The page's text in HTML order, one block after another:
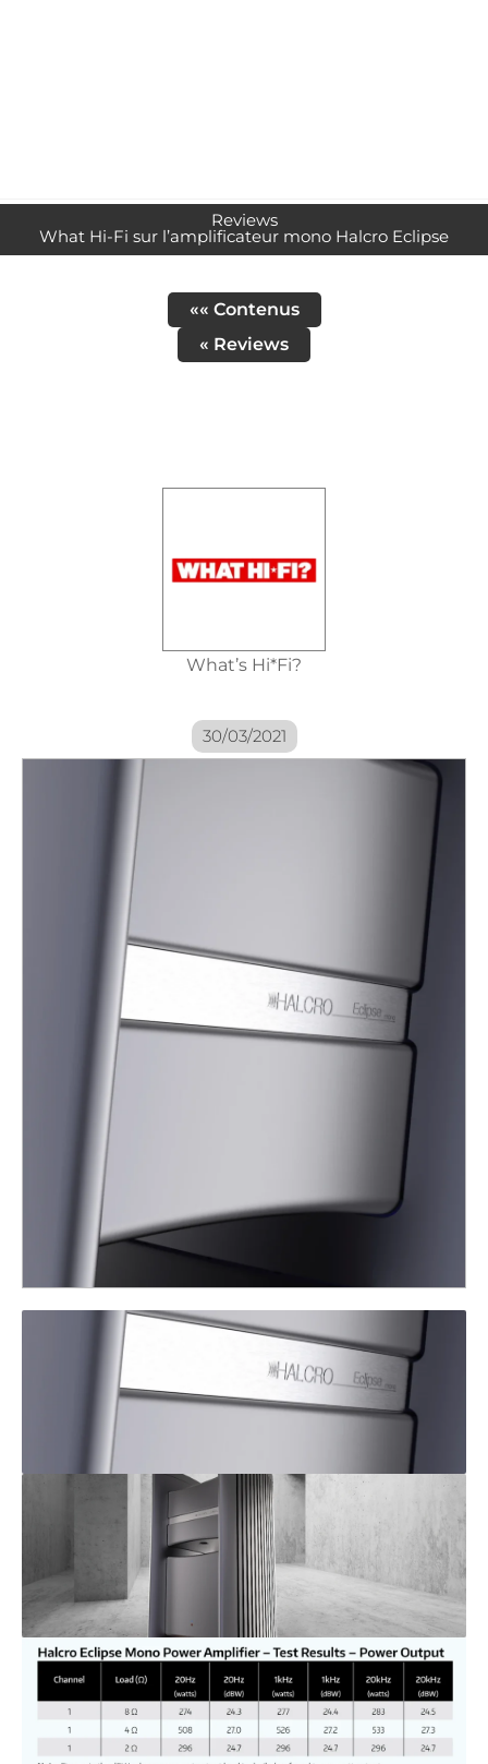
Reviews
What Hi-Fi sur l’amplificateur mono Halcro Eclipse
«« Contenus
« Reviews
What’s Hi*Fi?
30/03/2021